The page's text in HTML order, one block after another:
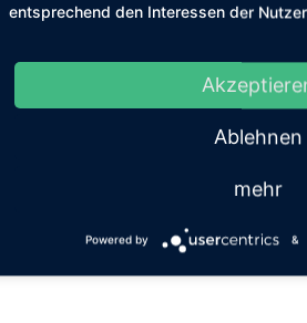
entsprechend den Interessen der
Ablehnen
mehr
Powered by &